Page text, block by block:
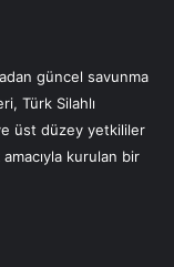
güncel savunma
Türk Silahlı
üst düzey yetkililer
kurulan bir